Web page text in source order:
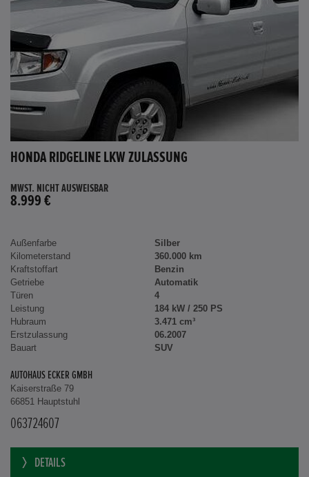
HONDA RIDGELINE LKW ZULASSUNG
MWST. NICHT AUSWEISBAR
8.999 €
Außenfarbe
Silber
Kilometerstand
360.000 km
Kraftstoffart
Benzin
Getriebe
Automatik
Türen
4
Leistung
184 kW / 250 PS
Hubraum
3.471 cm³
Erstzulassung
06.2007
Bauart
SUV
AUTOHAUS ECKER GMBH
Kaiserstraße 79
66851 Hauptstuhl
063724607
DETAILS